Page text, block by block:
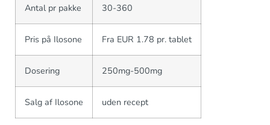
Antal pr pakke 30-360
Pris på Ilosone Fra EUR 1.78 pr. tablet
Dosering 250mg-500mg
Salg af Ilosone uden recept